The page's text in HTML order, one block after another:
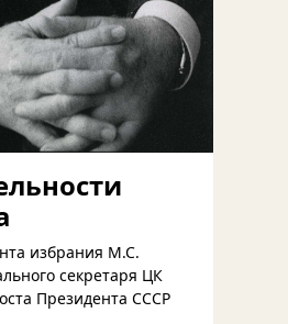
избрания М.С.
секретаря ЦК
Президента СССР